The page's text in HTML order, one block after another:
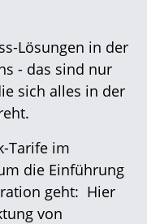
Lösungen in der
- das sind nur
sich alles in der
Tarife im
die Einführung
geht: Hier
von